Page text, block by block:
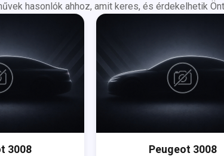
hasonlók ahhoz, amit keres, és érdekelhetik
3008 Peugeot 3008